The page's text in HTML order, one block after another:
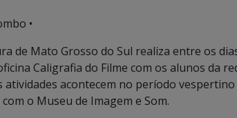
•
de Mato Grosso do Sul realiza entre os
Caligrafia do Filme com os alunos da
atividades acontecem no período
o Museu de Imagem e Som.